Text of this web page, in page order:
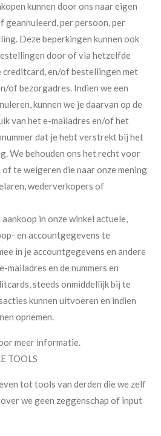
kunnen door ons naar eigen
geannuleerd, per persoon, per
Deze beperkingen kunnen ook
door of via hetzelfde
en/of bestellingen met
of bezorgadres. Indien we een
kunnen we je daarvan op de
van het e-mailadres en/of het
dat je hebt verstrekt bij het
We behouden ons het recht voor
te weigeren die naar onze mening
wederverkopers of
aankoop in onze winkel actuele,
en accountgegevens te
in je accountgegevens en andere
mailadres en de nummers en
steeds onmiddellijk bij te
kunnen uitvoeren en indien
opnemen.
meer informatie.
TOOLS
tot tools van derden die we zelf
we geen zeggenschap of input